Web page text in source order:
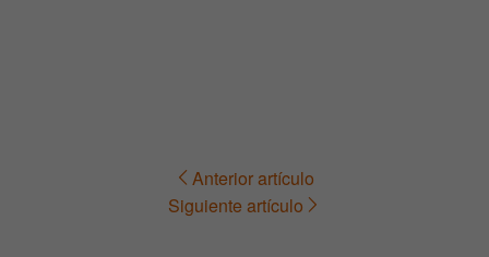
Navegación Anterior artículo
Siguiente artículo